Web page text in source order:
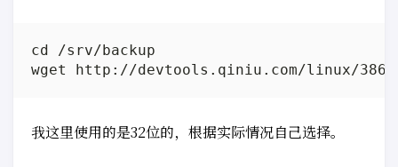
cd /srv/backup
我这里使用的是32位的，根据实际情况自己选择。